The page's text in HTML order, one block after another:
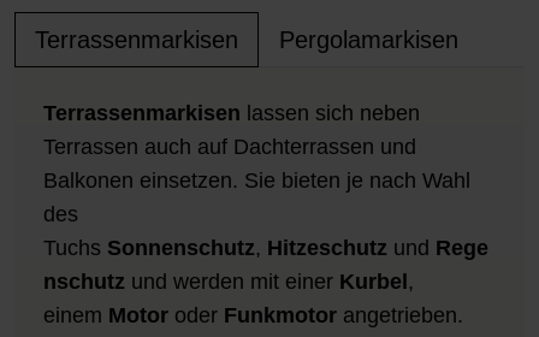
Terrassenmarkisen Pergolamarkisen
Terrassenmarkisen lassen sich neben
Terrassen auch auf Dachterrassen und
Balkonen einsetzen. Sie bieten je nach Wahl
des
Tuchs Sonnenschutz, Hitzeschutz und Rege
nschutz und werden mit einer Kurbel ,
einem Motor oder Funkmotor angetrieben.